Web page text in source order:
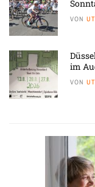
VON
im
VON